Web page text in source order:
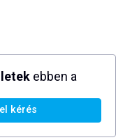
ebben a
kérés